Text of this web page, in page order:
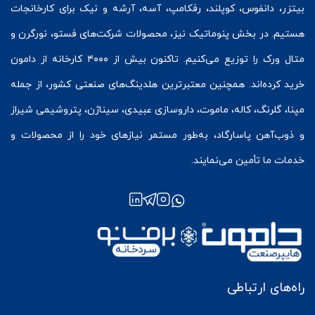
بیتزر، دانفوس،کوپلند، رفکامپ، آسه، آرشه و نیک برای کارخانجات
هستیم. در بخش پنوماتیک نیز، محصولات شرکت‌های فستو، نورگرن و
متال ورک
را توزیع می‌کنیم. تاکنون بیش از ۴۰۰۰ کارخانه از دامون
خرید کرده‌اند. همچنین معتبرترین هلدینگ‌های صنعتی کشور، از جمله
مپنا، گلرنگ، کاله، ماموت، داروسازی عبیدی، سیناژن، پتروشیمی شیراز
و ذوب‌آهن پاسارگاد، به‌طور مستمر نیازهای خود را از محصولات و
خدمات ما تأمین می‌نمایند.
راه‌های ارتباطی